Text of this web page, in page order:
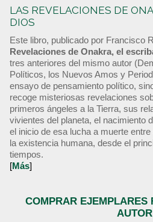
LAS REVELACIONES DE
DIOS
Este libro, publicado por Francisco
Revelaciones de Onakra, el
tres anteriores del mismo autor
Políticos, los Nuevos Amos y
ensayo de pensamiento político,
recoge misteriosas revelaciones
primeros ángeles a la Tierra, sus
vivientes del planeta, el nacimiento
el inicio de esa lucha a muerte
la existencia humana, desde el
tiempos.
[Más]
COMPRAR EJEMPLARES
AUTOR